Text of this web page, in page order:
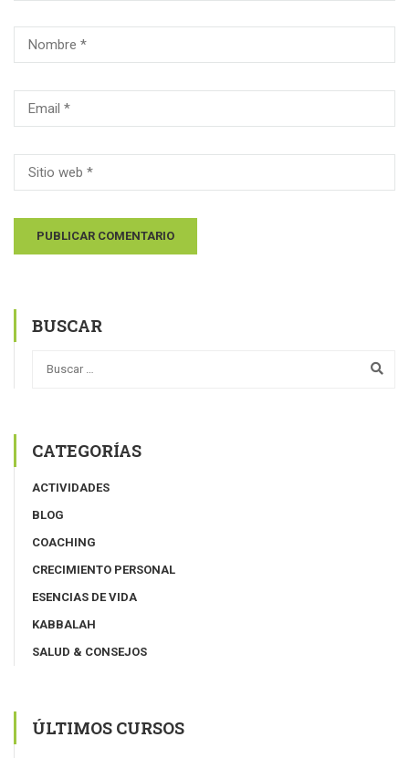
BUSCAR
CATEGORÍAS
ACTIVIDADES
BLOG
COACHING
CRECIMIENTO PERSONAL
ESENCIAS DE VIDA
KABBALAH
SALUD & CONSEJOS
ÚLTIMOS CURSOS